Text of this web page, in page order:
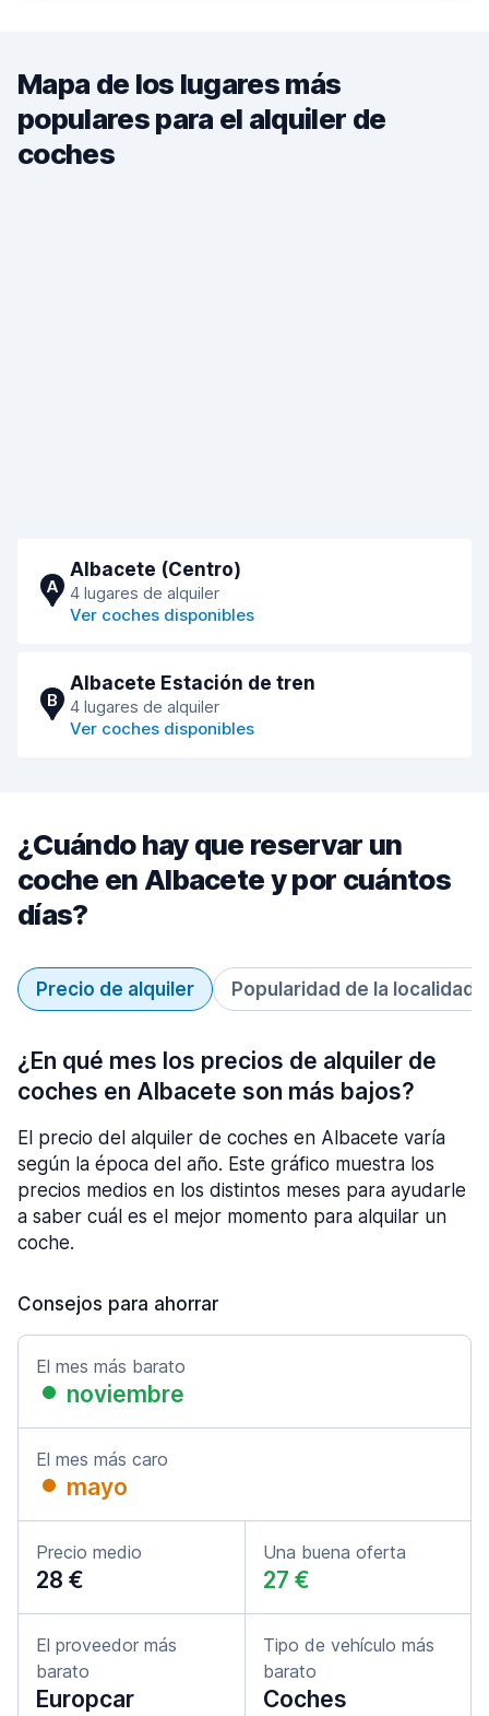
Mapa de los lugares más
populares para el alquiler de
coches
A
Albacete (Centro)
4 lugares de alquiler
Ver coches disponibles
B
Albacete Estación de tren
4 lugares de alquiler
Ver coches disponibles
¿Cuándo hay que reservar un
coche en Albacete y por cuántos
días?
Precio de alquiler Popularidad de la localidad
¿En qué mes los precios de alquiler de
coches en Albacete son más bajos?
El precio del alquiler de coches en Albacete varía
según la época del año. Este gráfico muestra los
precios medios en los distintos meses para ayudarle
a saber cuál es el mejor momento para alquilar un
coche.
Consejos para ahorrar
El mes más barato
noviembre
El mes más caro
mayo
Precio medio
28 €
Una buena oferta
27 €
El proveedor más
barato
Europcar
Tipo de vehículo más
barato
Coches